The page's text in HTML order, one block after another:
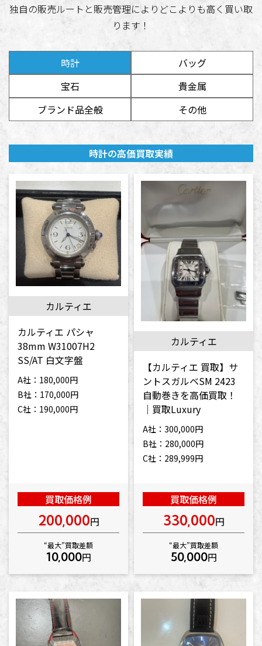
独自の販売ルートと販売管理によりどこよりも高く買い取
ります！
時計
バッグ
宝石
貴金属
ブランド品全般
その他
時計の高価買取実績
カルティエ
カルティエ パシャ
38mm W31007H2
SS/AT 白文字盤
A社：180,000円
B社：170,000円
C社：190,000円
買取価格例
200,000円
“最大”買取差額
10,000円
カルティエ
【カルティエ 買取】サ
ントスガルベSM 2423
自動巻きを高価買取！
｜買取Luxury
A社：300,000円
B社：280,000円
C社：289,999円
買取価格例
330,000円
“最大”買取差額
50,000円